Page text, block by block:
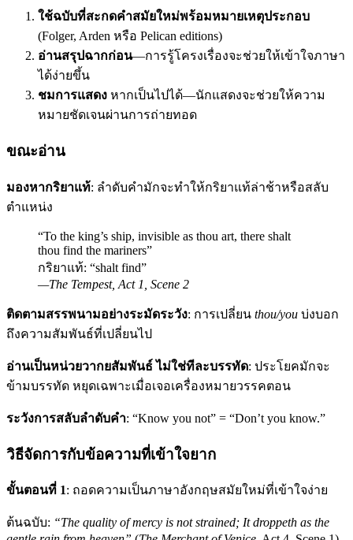
ใช้ฉบับที่สะกดคำสมัยใหม่พร้อมหมายเหตุประกอบ
(Folger, Arden หรือ Pelican editions)
อ่านสรุปฉากก่อน—การรู้โครงเรื่องจะช่วยให้เข้าใจภาษา
ได้ง่ายขึ้น
ชมการแสดง หากเป็นไปได้—นักแสดงจะช่วยให้ความ
หมายชัดเจนผ่านการถ่ายทอด
ขณะอ่าน
มองหากริยาแท้: ลำดับคำมักจะทำให้กริยาแท้ล่าช้าหรือสลับ
ตำแหน่ง
“To the king’s ship, invisible as thou art, there shalt
thou find the mariners”
กริยาแท้: “shalt find”
—The Tempest, Act 1, Scene 2
ติดตามสรรพนามอย่างระมัดระวัง: การเปลี่ยน thou/you บ่งบอก
ถึงความสัมพันธ์ที่เปลี่ยนไป
อ่านเป็นหน่วยวากยสัมพันธ์ ไม่ใช่ทีละบรรทัด: ประโยคมักจะ
ข้ามบรรทัด หยุดเฉพาะเมื่อเจอเครื่องหมายวรรคตอน
ระวังการสลับลำดับคำ: “Know you not” = “Don’t you know.”
วิธีจัดการกับข้อความที่เข้าใจยาก
ขั้นตอนที่ 1: ถอดความเป็นภาษาอังกฤษสมัยใหม่ที่เข้าใจง่าย
ต้นฉบับ: “The quality of mercy is not strained; It droppeth as the